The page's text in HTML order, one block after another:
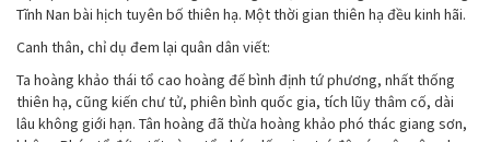
Tĩnh Nan bài hịch tuyên bố thiên hạ. Một thời gian thiên hạ đều kinh hãi.
Canh thân, chỉ dụ đem lại quân dân viết:
Ta hoàng khảo thái tổ cao hoàng đế bình định tứ phương, nhất thống
thiên hạ, cũng kiến chư tử, phiên bình quốc gia, tích lũy thâm cố, dài
lâu không giới hạn. Tân hoàng đã thừa hoàng khảo phó thác giang sơn,